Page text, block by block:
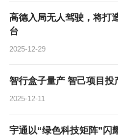
高德入局无人驾驶，将打
台
2025-12-29
智行盒子量产 智己项目投
2025-12-11
宇通以“绿色科技矩阵”闪